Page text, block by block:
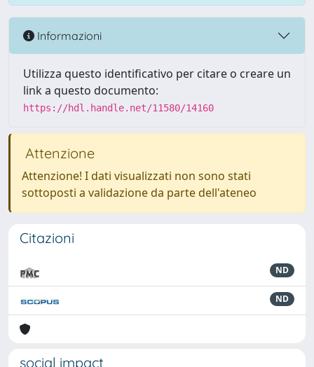
Informazioni
Utilizza questo identificativo per citare o creare un
link a questo documento:
https://hdl.handle.net/11580/14160
Attenzione
Attenzione! I dati visualizzati non sono stati
sottoposti a validazione da parte dell'ateneo
Citazioni
ND
ND
social impact